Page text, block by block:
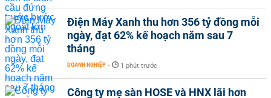
Điện Máy Xanh thu hơn 356 tỷ đồng mỗi
ngày, đạt 62% kế hoạch năm sau 7
tháng
DOANH NGHIỆP - 1 phút trước
Công ty mẹ sàn HOSE và HNX lãi hơn